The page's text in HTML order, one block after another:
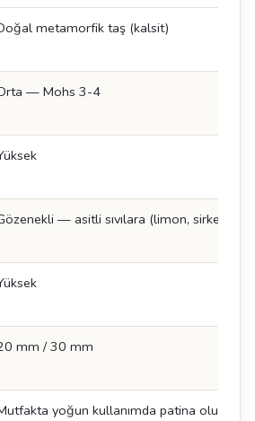
metamorfik taş (kalsit)
— Mohs 3-4
— asitli sıvılara (limon, sirke)
mm / 30 mm
yoğun kullanımda patina oluşur;